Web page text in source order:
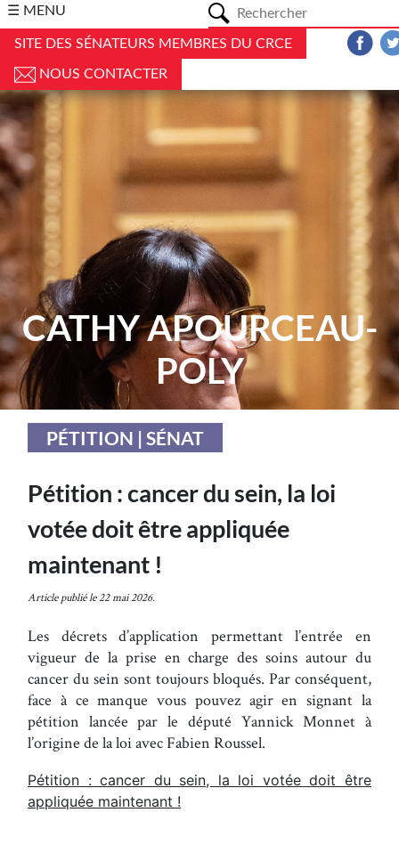
☰ MENU
SITE DES SÉNATEURS MEMBRES DU CRCE
NOUS CONTACTER
CATHY APOURCEAU-
POLY
PÉTITION | SÉNAT
Pétition : cancer du sein, la loi
votée doit être appliquée
maintenant !
Article publié le 22 mai 2026.
Les décrets d’application permettant l’entrée en
vigueur de la prise en charge des soins autour du
cancer du sein sont toujours bloqués. Par conséquent,
face à ce manque vous pouvez agir en signant la
pétition lancée par le député Yannick Monnet à
l’origine de la loi avec Fabien Roussel.
Pétition : cancer du sein, la loi votée doit être
appliquée maintenant !